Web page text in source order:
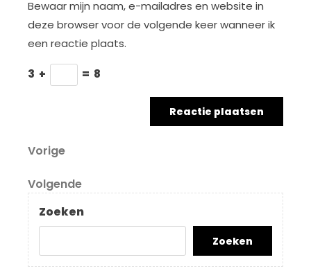
Bewaar mijn naam, e-mailadres en website in
deze browser voor de volgende keer wanneer ik
een reactie plaats.
3 + = 8
Berichtnavigatie
Vorig
Vorige
Volgend
bericht
Volgende
Zoeken
Zoeken